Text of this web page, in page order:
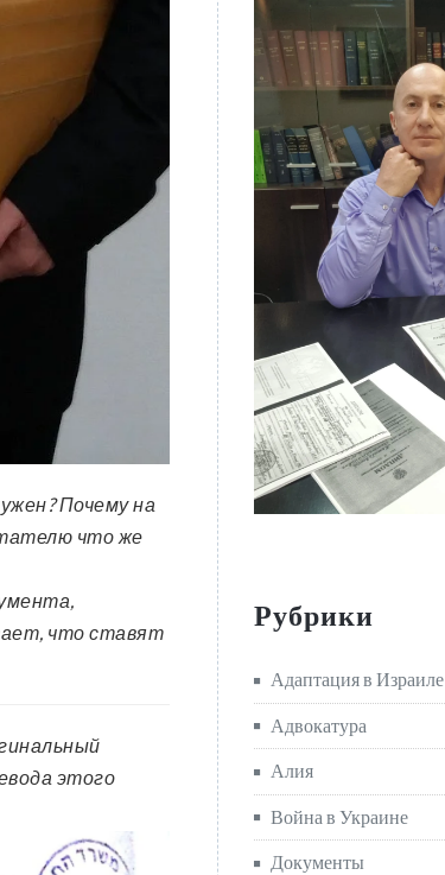
Почему на
что же
что ставят
этого
Рубрики
Адаптация в Израиле
Адвокатура
Алия
Война в Украине
Документы